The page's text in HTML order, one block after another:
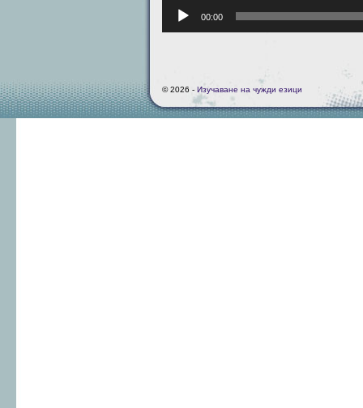
Аудиоплеер
00:00
© 2026 - Изучаване на чужди езици